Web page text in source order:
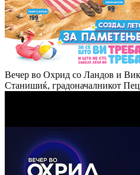
Вечер во Охрид со Ландов и
Станишиќ, градоначалникот